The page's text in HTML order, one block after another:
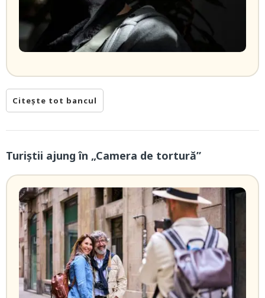
Citește tot bancul
Turiștii ajung în „Camera de tortură”